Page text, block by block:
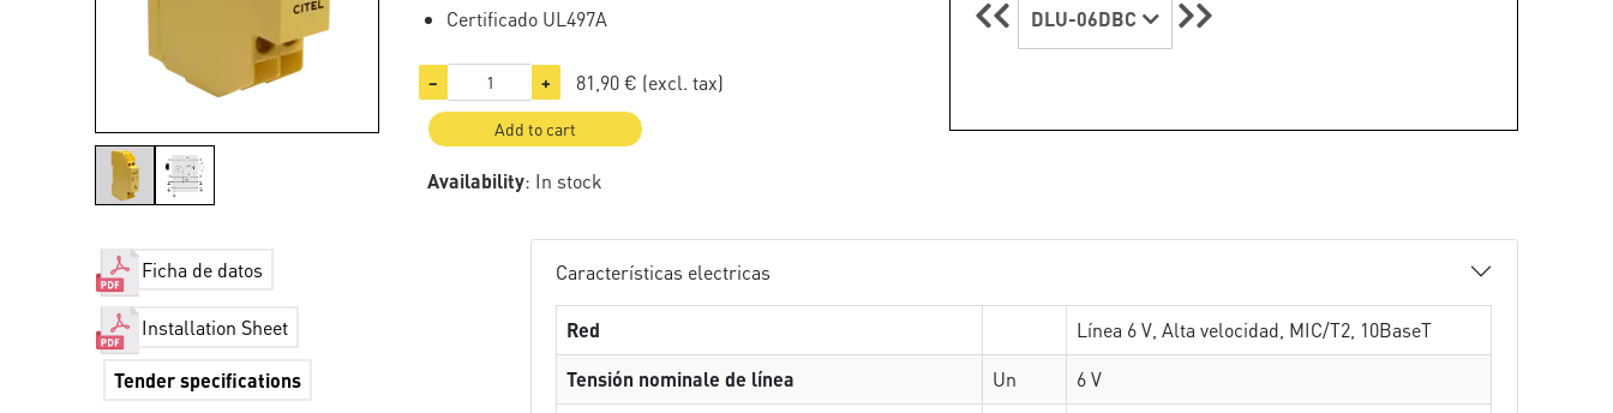
Certificado UL497A
− + 81,90 € (excl. tax)
Add to cart
Availability: In stock
DLU-06DBC
Ficha de datos
Installation Sheet
Tender specifications
Características electricas
Red
Línea 6 V, Alta velocidad, MIC/T2, 10BaseT
Tensión nominale de línea
Un
6 V